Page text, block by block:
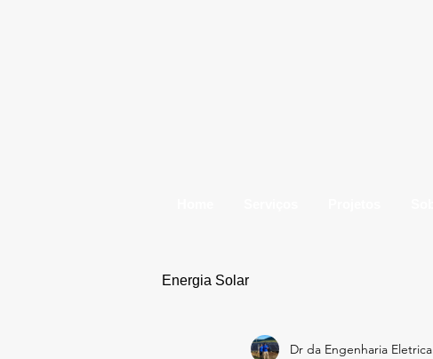
Energia Solar
Dr da Engenharia Eletrica